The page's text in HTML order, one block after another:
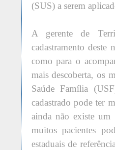
(SUS) a serem
A gerente de
cadastramento
como para o
mais descoberta, os
Saúde Família
cadastrado pode ter
ainda não existe
muitos pacientes
estaduais de